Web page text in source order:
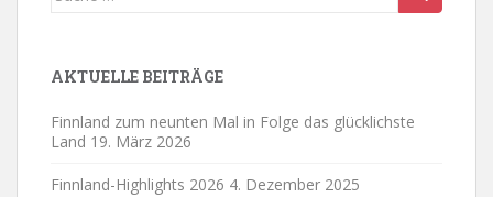
AKTUELLE BEITRÄGE
Finnland zum neunten Mal in Folge das glücklichste
Land 19. März 2026
Finnland-Highlights 2026 4. Dezember 2025